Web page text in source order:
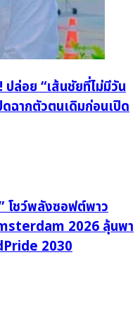
ล่อย “เส้นชัยที่ไม่มีวัน
ฉากตัวตนเดิมก่อนเปิด
โชว์พลังซอฟต์พาว
2026 ลุ้นพา
2030